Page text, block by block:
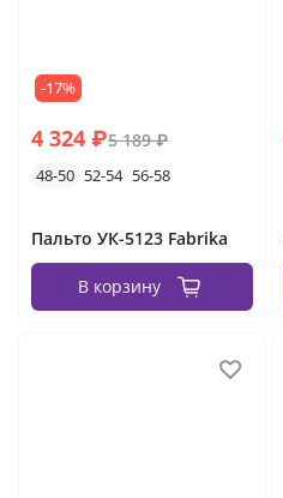
-17%
4 324 ₽5 189 ₽
48-50 52-54 56-58
Пальто УК-5123 Fabrika
В корзину